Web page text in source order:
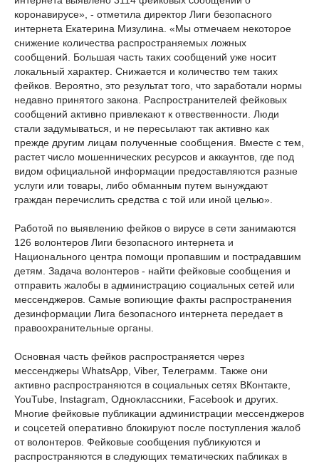
коронавирусе», - отметила директор Лиги безопасного
интернета Екатерина Мизулина. «Мы отмечаем некоторое
снижение количества распространяемых ложных
сообщений. Большая часть таких сообщений уже носит
локальный характер. Снижается и количество тем таких
фейков. Вероятно, это результат того, что заработали нормы
недавно принятого закона. Распространителей фейковых
сообщений активно привлекают к отвественности. Люди
стали задумываться, и не пересылают так активно как
прежде другим лицам полученные сообщения. Вместе с тем,
растет число мошеннических ресурсов и аккаунтов, где под
видом официальной информации предоставляются разные
услуги или товары, либо обманным путем вынуждают
граждан перечислить средства с той или иной целью».
Работой по выявлению фейков о вирусе в сети занимаются
126 волонтеров Лиги безопасного интернета и
Национального центра помощи пропавшим и пострадавшим
детям. Задача волонтеров - найти фейковые сообщения и
отправить жалобы в администрацию социальных сетей или
мессенджеров. Самые вопиющие факты распространения
дезинформации Лига безопасного интернета передает в
правоохранительные органы.
Основная часть фейков распространяется через
мессенджеры WhatsApp, Viber, Телеграмм. Также они
активно распространяются в социальных сетях ВКонтакте,
YouTube, Instagram, Одноклассники, Facebook и других.
Многие фейковые публикации администрации мессенджеров
и соцсетей оперативно блокируют после поступления жалоб
от волонтеров. Фейковые сообщения публикуются и
распространяются в следующих тематических пабликах в